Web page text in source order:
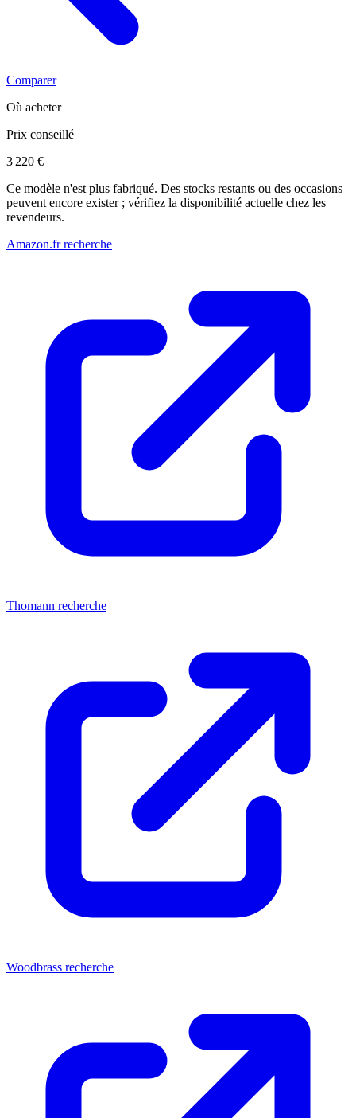
Comparer
Où acheter
Prix conseillé
3 220 €
Ce modèle n'est plus fabriqué. Des stocks restants ou des occasions
peuvent encore exister ; vérifiez la disponibilité actuelle chez les
revendeurs.
Amazon.fr recherche
Thomann recherche
Woodbrass recherche